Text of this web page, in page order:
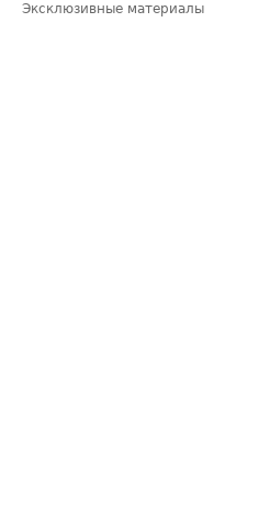
Эксклюзивные материалы